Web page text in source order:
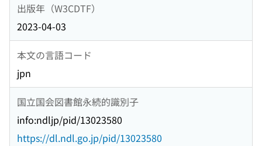
出版年（W3CDTF）
2023-04-03
本文の言語コード
jpn
国立国会図書館永続的識別子
info:ndljp/pid/13023580
https://dl.ndl.go.jp/pid/13023580